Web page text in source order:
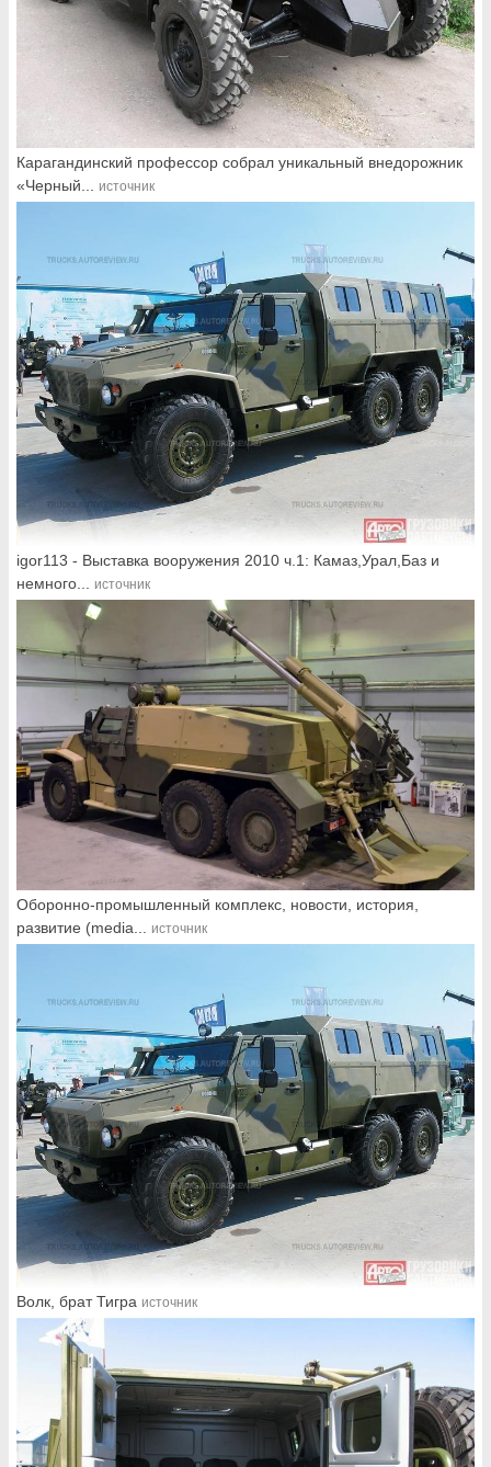
Карагандинский профессор собрал уникальный внедорожник
«Черный...
источник
igor113 - Выставка вооружения 2010 ч.1: Камаз,Урал,Баз и
немного...
источник
Оборонно-промышленный комплекс, новости, история,
развитие (media...
источник
Волк, брат Тигра источник